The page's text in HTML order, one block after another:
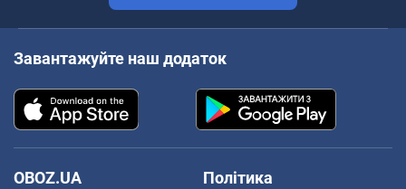
Завантажуйте наш додаток
OBOZ.UA
Політика